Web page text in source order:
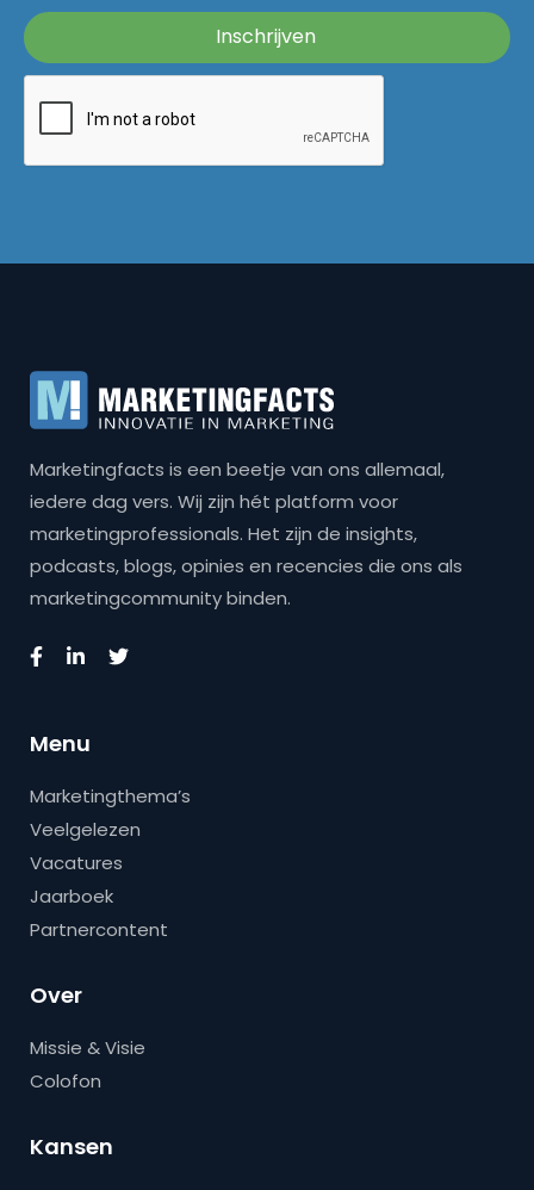
Marketingfacts is een beetje van ons allemaal,
iedere dag vers. Wij zijn hét platform voor
marketingprofessionals. Het zijn de insights,
podcasts, blogs, opinies en recencies die ons als
marketingcommunity binden.
Menu
Marketingthema’s
Veelgelezen
Vacatures
Jaarboek
Partnercontent
Over
Missie & Visie
Colofon
Kansen